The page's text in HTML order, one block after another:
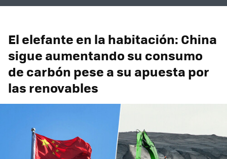
El elefante en la habitación: China
sigue aumentando su consumo
de carbón pese a su apuesta por
las renovables